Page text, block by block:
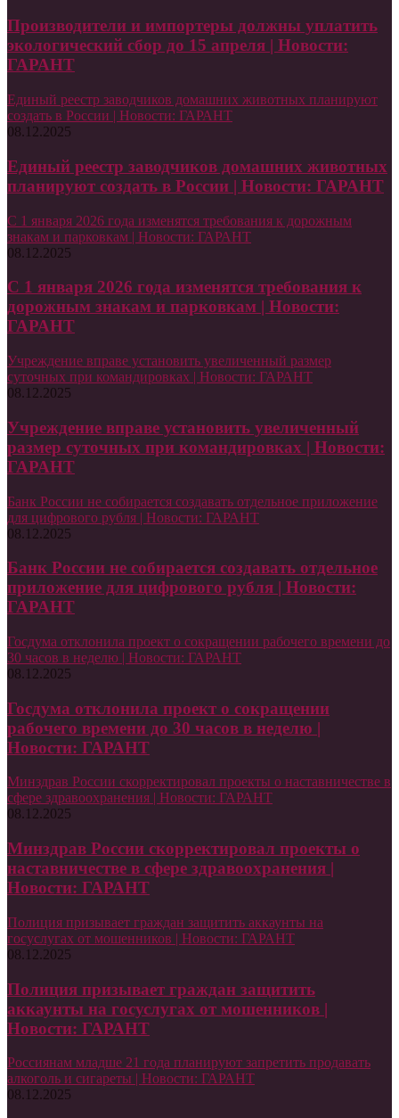
Производители и импортеры должны уплатить
экологический сбор до 15 апреля | Новости:
ГАРАНТ
Единый реестр заводчиков домашних животных планируют
создать в России | Новости: ГАРАНТ
08.12.2025
Единый реестр заводчиков домашних животных
планируют создать в России | Новости: ГАРАНТ
С 1 января 2026 года изменятся требования к дорожным
знакам и парковкам | Новости: ГАРАНТ
08.12.2025
С 1 января 2026 года изменятся требования к
дорожным знакам и парковкам | Новости:
ГАРАНТ
Учреждение вправе установить увеличенный размер
суточных при командировках | Новости: ГАРАНТ
08.12.2025
Учреждение вправе установить увеличенный
размер суточных при командировках | Новости:
ГАРАНТ
Банк России не собирается создавать отдельное приложение
для цифрового рубля | Новости: ГАРАНТ
08.12.2025
Банк России не собирается создавать отдельное
приложение для цифрового рубля | Новости:
ГАРАНТ
Госдума отклонила проект о сокращении рабочего времени до
30 часов в неделю | Новости: ГАРАНТ
08.12.2025
Госдума отклонила проект о сокращении
рабочего времени до 30 часов в неделю |
Новости: ГАРАНТ
Минздрав России скорректировал проекты о наставничестве в
сфере здравоохранения | Новости: ГАРАНТ
08.12.2025
Минздрав России скорректировал проекты о
наставничестве в сфере здравоохранения |
Новости: ГАРАНТ
Полиция призывает граждан защитить аккаунты на
госуслугах от мошенников | Новости: ГАРАНТ
08.12.2025
Полиция призывает граждан защитить
аккаунты на госуслугах от мошенников |
Новости: ГАРАНТ
Россиянам младше 21 года планируют запретить продавать
алкоголь и сигареты | Новости: ГАРАНТ
08.12.2025